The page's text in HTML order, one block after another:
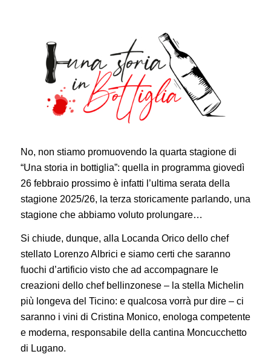
No, non stiamo promuovendo la quarta stagione di
“Una storia in bottiglia”: quella in programma giovedì
26 febbraio prossimo è infatti l’ultima serata della
stagione 2025/26, la terza storicamente parlando, una
stagione che abbiamo voluto prolungare…
Si chiude, dunque, alla Locanda Orico dello chef
stellato Lorenzo Albrici e siamo certi che saranno
fuochi d’artificio visto che ad accompagnare le
creazioni dello chef bellinzonese – la stella Michelin
più longeva del Ticino: e qualcosa vorrà pur dire – ci
saranno i vini di Cristina Monico, enologa competente
e moderna, responsabile della cantina Moncucchetto
di Lugano.